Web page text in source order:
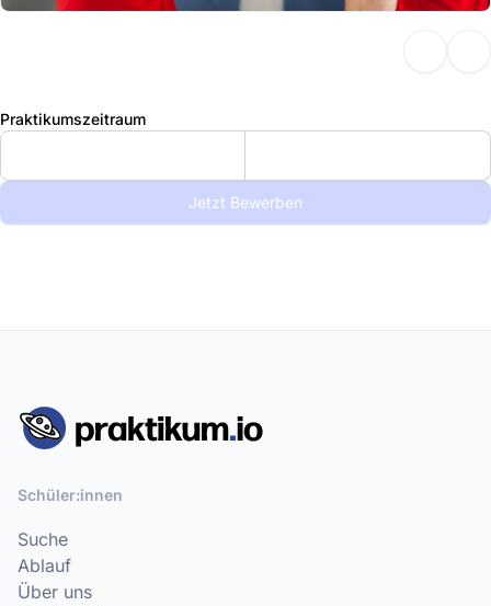
Praktikumszeitraum
Jetzt Bewerben
Schüler:innen
Suche
Ablauf
Über uns